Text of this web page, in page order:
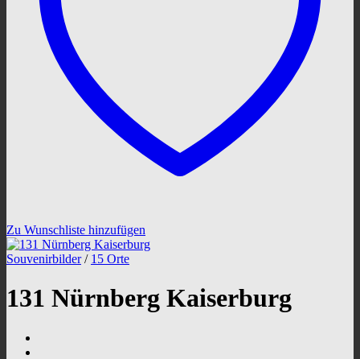
Zu Wunschliste hinzufügen
Souvenirbilder / 15 Orte
131 Nürnberg Kaiserburg